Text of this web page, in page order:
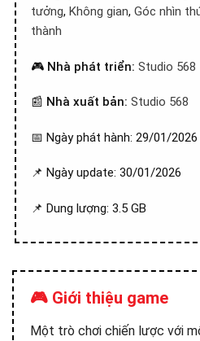
tưởng, Không gian, Góc nhìn
thành
🎮 Nhà phát triển: Studio 568
📰 Nhà xuất bản: Studio 568
📅 Ngày phát hành: 29/01/2026
📌 Ngày update: 30/01/2026
📌 Dung lượng: 3.5 GB
🎮 Giới thiệu game
Một trò chơi chiến lược với